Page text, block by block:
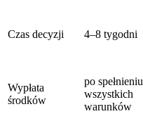
Czas decyzji 4–8 tygodni
Wypłata
środków
po spełnieniu
wszystkich
warunków